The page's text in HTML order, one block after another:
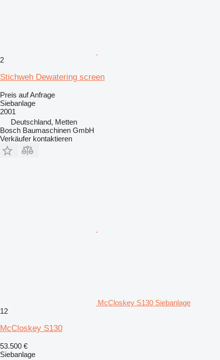
2
Stichweh Dewatering screen
Preis auf Anfrage
Siebanlage
2001
Deutschland, Metten
Bosch Baumaschinen GmbH
Verkäufer kontaktieren
McCloskey S130 Siebanlage
12
McCloskey S130
53.500 €
Siebanlage